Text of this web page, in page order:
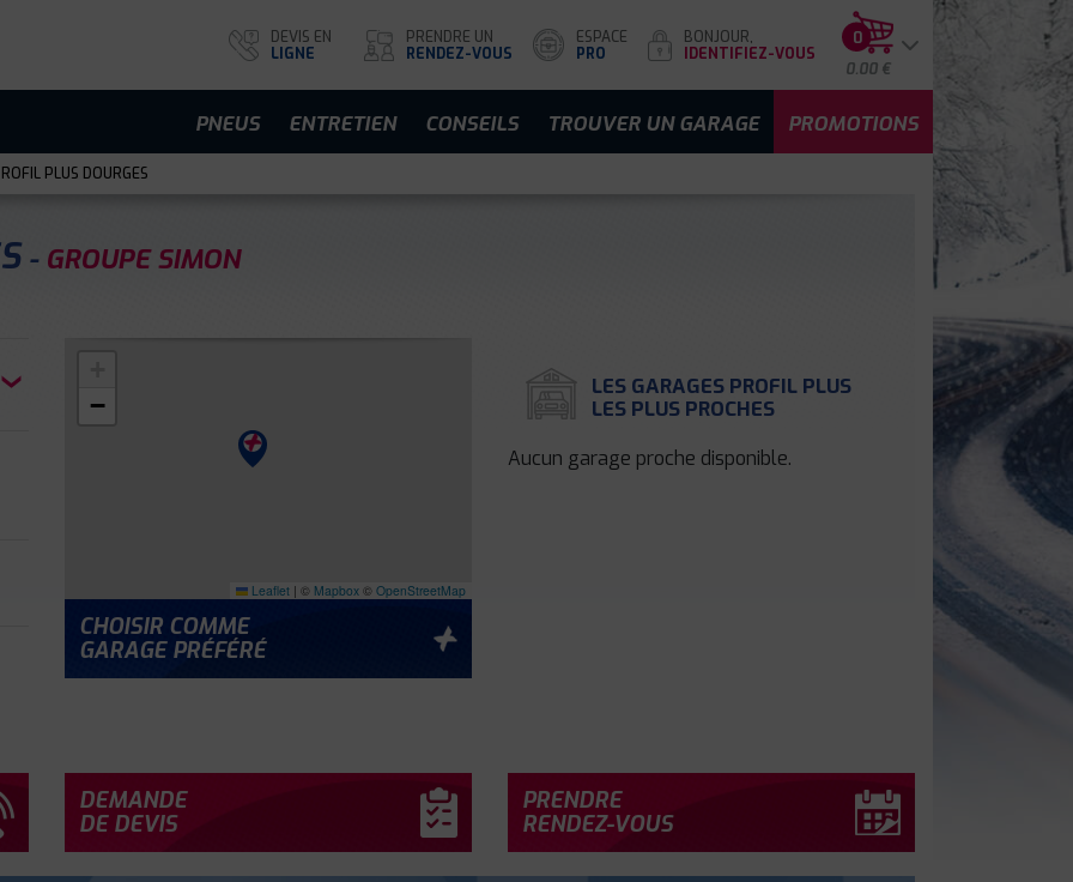
DEVIS EN
LIGNE
PRENDRE UN
RENDEZ-VOUS
ESPACE
PRO
BONJOUR,
IDENTIFIEZ-VOUS
0
0.00 €
PNEUS ENTRETIEN CONSEILS TROUVER UN GARAGE PROMOTIONS
PLUS DOURGES
GROUPE SIMON
−
Leaflet | © Mapbox © OpenStreetMap
CHOISIR COMME
GARAGE PRÉFÉRÉ
LES GARAGES PROFIL PLUS
LES PLUS PROCHES
Aucun garage proche disponible.
DEMANDE
DE DEVIS
PRENDRE
RENDEZ-VOUS